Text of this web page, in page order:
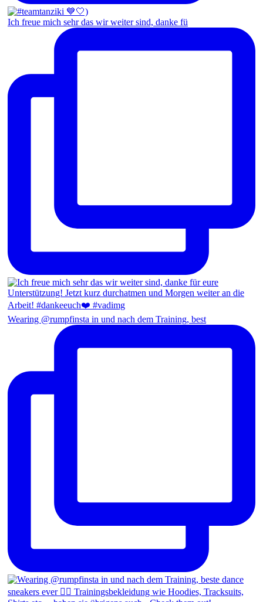
Ich freue mich sehr das wir weiter sind, danke fü
Wearing @rumpfinsta in und nach dem Training, best